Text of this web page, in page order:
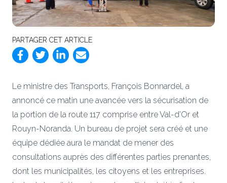
PARTAGER CET ARTICLE
Le ministre des Transports, François Bonnardel, a
annoncé ce matin une avancée vers la sécurisation de
la portion de la route 117 comprise entre Val-d’Or et
Rouyn-Noranda. Un bureau de projet sera créé et une
équipe dédiée aura le mandat de mener des
consultations auprès des différentes parties prenantes,
dont les municipalités, les citoyens et les entreprises.